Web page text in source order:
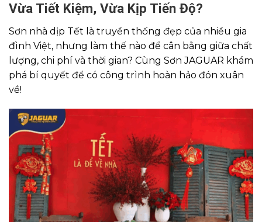
Vừa Tiết Kiệm, Vừa Kịp Tiến Độ?
Sơn nhà dịp Tết là truyền thống đẹp của nhiều gia
đình Việt, nhưng làm thế nào để cân bằng giữa chất
lượng, chi phí và thời gian? Cùng Sơn JAGUAR khám
phá bí quyết để có công trình hoàn hảo đón xuân
về!